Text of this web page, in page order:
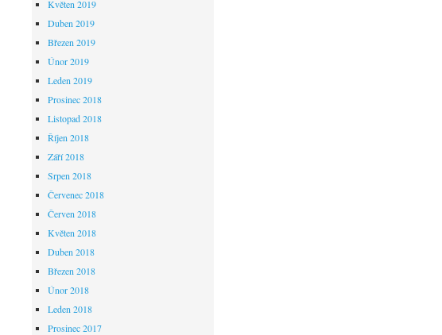
Květen 2019
Duben 2019
Březen 2019
Únor 2019
Leden 2019
Prosinec 2018
Listopad 2018
Říjen 2018
Září 2018
Srpen 2018
Červenec 2018
Červen 2018
Květen 2018
Duben 2018
Březen 2018
Únor 2018
Leden 2018
Prosinec 2017